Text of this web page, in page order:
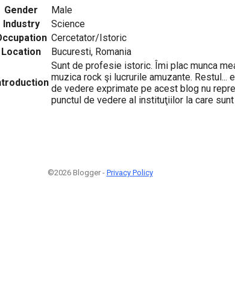
Gender
Male
Industry
Science
Cercetator/Istoric
Location
Bucuresti, Romania
Sunt de profesie istoric. Îmi plac munca
muzica rock şi lucrurile amuzante. Restul...
de vedere exprimate pe acest blog nu
punctul de vedere al instituţiilor la care
©2026 Blogger - Privacy Policy